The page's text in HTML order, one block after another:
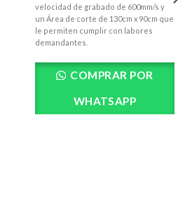
velocidad de grabado de 600mm/s y
un Área de corte de 130cm x 90cm que
le permiten cumplir con labores
demandantes.
COMPRAR POR
WHATSAPP